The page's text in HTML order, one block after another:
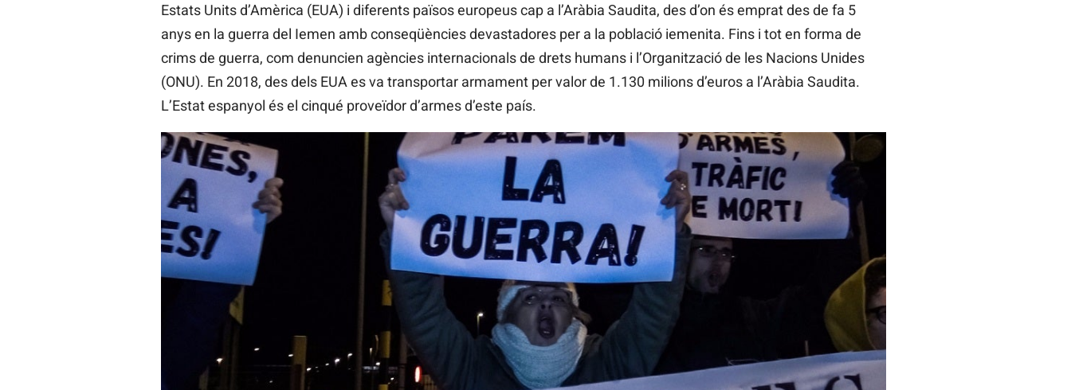
Estats Units d’Amèrica (EUA) i diferents països europeus cap a l’Aràbia Saudita, des d’on és emprat des de fa 5
anys en la guerra del Iemen amb conseqüències devastadores per a la població iemenita. Fins i tot en forma de
crims de guerra, com denuncien agències internacionals de drets humans i l’Organització de les Nacions Unides
(ONU). En 2018, des dels EUA es va transportar armament per valor de 1.130 milions d’euros a l’Aràbia Saudita.
L’Estat espanyol és el cinqué proveïdor d’armes d’este país.